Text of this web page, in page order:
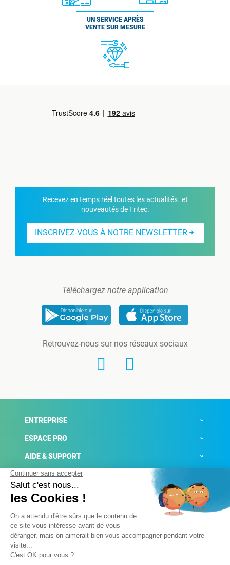
UN SERVICE APRÈS
VENTE SUR MESURE
Recevez en temps réel toutes les actualités et
nouveautés de Fritec.
INSCRIVEZ-VOUS À NOTRE NEWSLETTER
Téléchargez notre application
Retrouvez-nous sur nos réseaux sociaux
ENTREPRISE
ESPACE PRO
AIDE & SUPPORT
ACTUALITÉS
Mentions légales